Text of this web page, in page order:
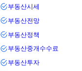
부동산시세
부동산전망
부동산정책
부동산중개수수료
부동산투자